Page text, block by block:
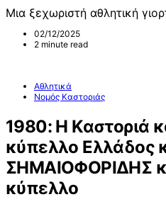
Μια ξεχωριστή αθλητική
02/12/2025
2 minute read
Αθλητικά
Νομός Καστοριάς
1980: Η Καστοριά
κύπελλο Ελλάδος
ΣΗΜΑΙΟΦΟΡΙΔΗΣ
κύπελλο